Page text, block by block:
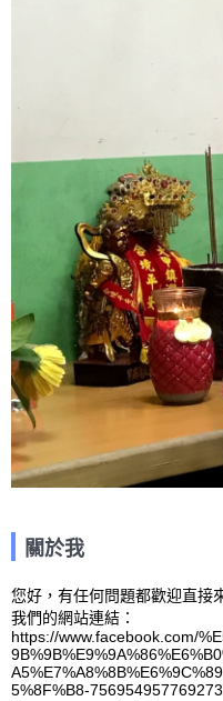
關於我
您好，有任何問題都歡迎直接
我們的網站連結：
https://www.facebook.com/
5%8F%B8-